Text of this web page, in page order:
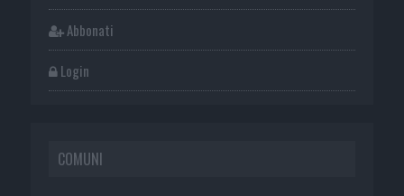
Abbonati
Login
COMUNI